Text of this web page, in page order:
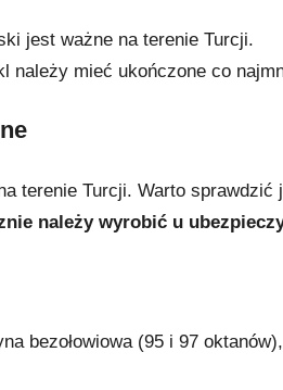
jest ważne na terenie Turcji.
należy mieć ukończone co
terenie Turcji. Warto
należy wyrobić u
bezołowiowa (95 i 97